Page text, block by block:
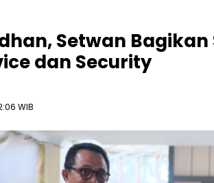
Setwan
dan Security
WIB